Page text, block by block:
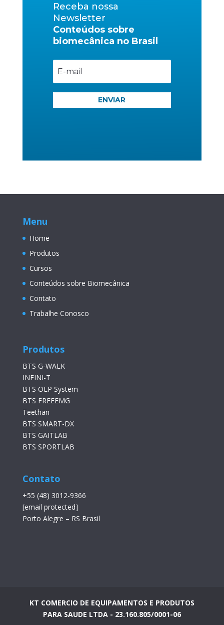
Receba nossa
Newsletter
Conteúdos sobre
biomecânica no Brasil
ENVIAR
Menu
Home
Produtos
Cursos
Conteúdos sobre Biomecânica
Contato
Trabalhe Conosco
Produtos
BTS G-WALK
INFINI-T
BTS OEP System
BTS FREEEMG
Teethan
BTS SMART-DX
BTS GAITLAB
BTS SPORTLAB
Contato
+55 (48) 3012-9366
[email protected]
Porto Alegre – RS Brasil
KT COMERCIO DE EQUIPAMENTOS E PRODUTOS
PARA SAUDE LTDA - 23.160.805/0001-06